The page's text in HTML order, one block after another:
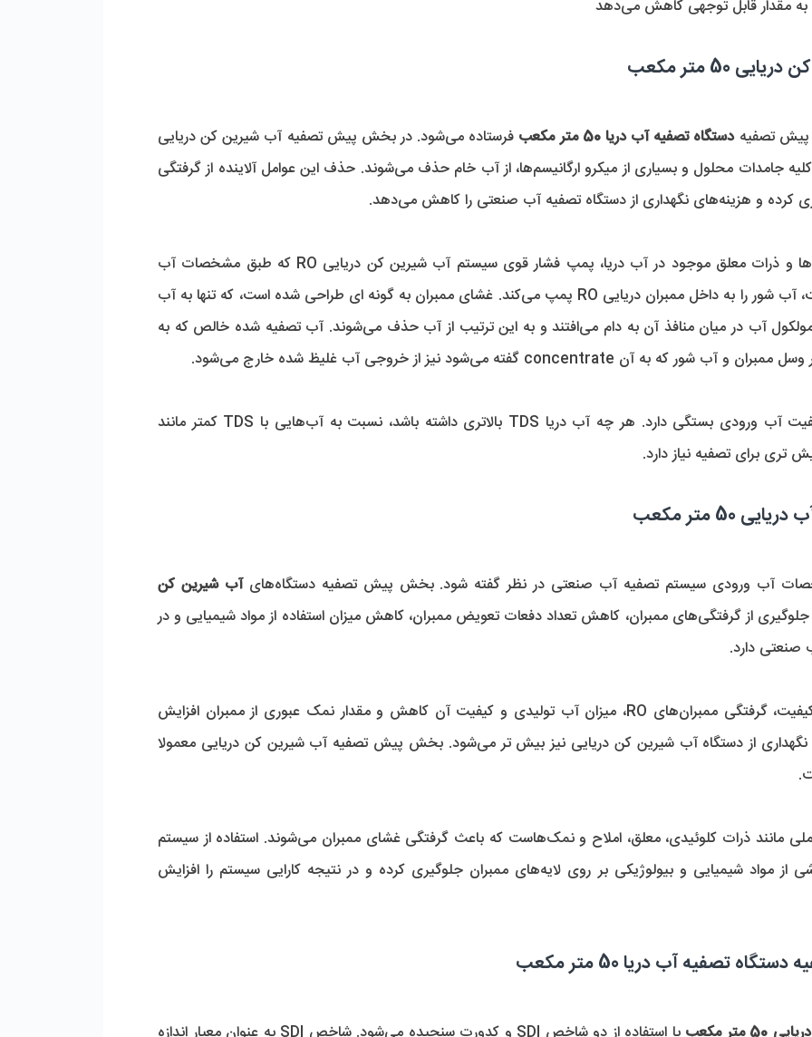
متر مکعب
پیش تصفیه دستگاه تصفیه آب دریا 50 متر مکعب
متر مکعب
آب ورودی سیستم تصفیه آب صنعتی در نظر گفته شود. بخش پیش تصفیه دستگاه‌های
بیش ترین تاثیر را در جلوگیری از گرفتگی‌های ممبران، کاهش تعداد دفعات تعویض ممبران، کاهش میزان استفاده از مواد شیمیایی و در
صنعتی دارد.
تصفیه آب دریا 50 متر مکعب